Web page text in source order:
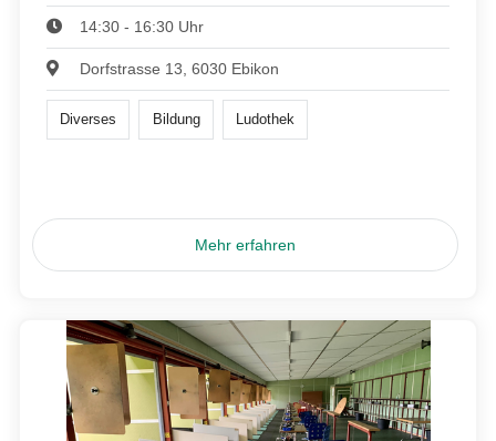
14:30 - 16:30 Uhr
Dorfstrasse 13, 6030 Ebikon
Diverses Bildung Ludothek
Mehr erfahren